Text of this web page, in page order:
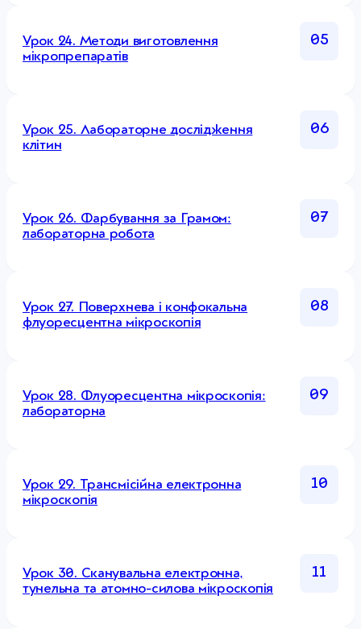
05
Урок 24. Методи виготовлення
мікропрепаратів
06
Урок 25. Лабораторне дослідження
клітин
07
Урок 26. Фарбування за Грамом:
лабораторна робота
08
Урок 27. Поверхнева і конфокальна
флуоресцентна мікроскопія
09
Урок 28. Флуоресцентна мікроскопія:
лабораторна
10
Урок 29. Трансмісійна електронна
мікроскопія
11
Урок 30. Сканувальна електронна,
тунельна та атомно-силова мікроскопія